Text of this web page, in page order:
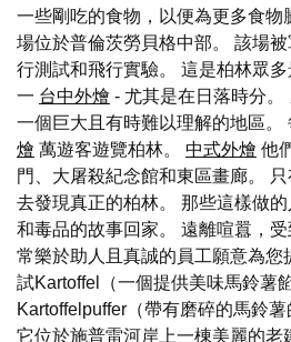
一些剛吃的食物，以便為更多食物
場位於普倫茨勞貝格中部。 該場
行測試和飛行實驗。 這是柏林眾
一 台中外燴 - 尤其是在日落時分。
一個巨大且有時難以理解的地區。
燴 萬遊客遊覽柏林。 中式外燴 他
門、大屠殺紀念館和東區畫廊。
去發現真正的柏林。 那些這樣做
和毒品的故事回家。 遠離喧囂，
常樂於助人且真誠的員工願意為您
試Kartoffel（一個提供美味馬鈴薯
Kartoffelpuffer（帶有磨碎的馬鈴薯
它位於施普雷河岸上一棟美麗的老